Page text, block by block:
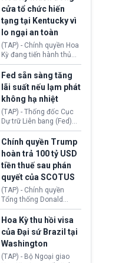
nhằm duy trì hoạt động
Chủ tịch Gianni Infantino
tiếp tục đối mặt cáo
buộc dùng sức ép tài
chính để đổi lấy sự ủng
chính trị từ Liên đoàn
Bóng đá Jordan. Trước
áp lực dồn dập, FIFA phải
tổ chức cuộc họp khẩn ở
Morocco.
cửa tổ chức hiến
tạng tại Kentucky vì
lo ngại an toàn
(TAP) - Chính quyền Hoa
Kỳ đang tiến hành thủ
tục thu hồi chứng nhận
hoạt động của tổ chức
hiến tạng Network for
Hope (bang Kentucky).
Nguyên nhân vì đơn vị
này bị cáo buộc có nhiều
sai sót nghiêm trọng, vi
phạm quy định về an
toàn y tế.
Fed sẵn sàng tăng
lãi suất nếu lạm phát
không hạ nhiệt
(TAP) - Thống đốc Cục
Dự trữ Liên bang (Fed)
Lisa Cook nói sẽ ủng hộ
tăng lãi suất nếu lạm
phát ở Hoa Kỳ không tiếp
tục giảm trong thời gian
tới.
Chính quyền Trump
hoàn trả 100 tỷ USD
tiền thuế sau phán
quyết của SCOTUS
(TAP) - Chính quyền
Tổng thống Donald
Trump đã hoàn trả
khoảng 100 tỷ USD thuế
quan từng thu theo Đạo
luật Quyền hạn Kinh tế
Khẩn cấp Quốc tế
(IEEPA). Động thái này
Hoa Kỳ thu hồi visa
của Đại sứ Brazil tại
Washington
(TAP) - Bộ Ngoại giao